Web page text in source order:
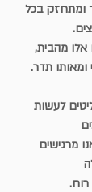
ומתחזק בכל
מהבית,
תדר.
לעשות
מרגישים